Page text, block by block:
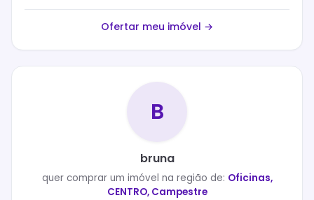
Ofertar meu imóvel →
B
bruna
quer comprarum imóvel na região de: Oficinas,
CENTRO, Campestre